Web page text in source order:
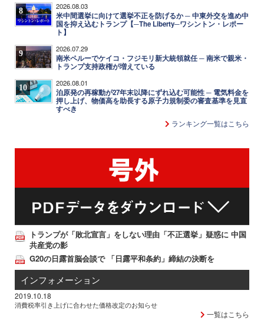
8 2026.08.03
米中間選挙に向けて選挙不正を防げるか ─ 中東外交を進め中
国を抑え込むトランプ【─The Liberty─ワシントン・レポー
ト】
9 2026.07.29
南米ペルーでケイコ・フジモリ新大統領就任 ─ 南米で親米・
トランプ支持政権が増えている
10 2026.08.01
泊原発の再稼動が27年末以降にずれ込む可能性 ─ 電気料金を
押し上げ、物価高を助長する原子力規制委の審査基準を見直
すべき
ランキング一覧はこちら
トランプが「敗北宣言」をしない理由「不正選挙」疑惑に 中国
共産党の影
G20の日露首脳会談で 「日露平和条約」締結の決断を
インフォメーション
2019.10.18
消費税率引き上げに合わせた価格改定のお知らせ
一覧はこちら